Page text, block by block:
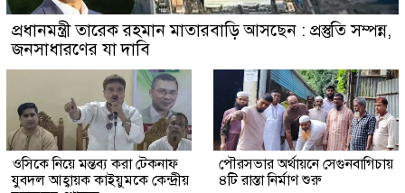
প্রধানমন্ত্রী তারেক রহমান মাতারবাড়ি আসছেন : প্রস্তুতি সম্পন্ন,
জনসাধারণের যা দাবি
ওসিকে নিয়ে মন্তব্য করা টেকনাফ
যুবদল আহ্বায়ক কাইয়ুমকে কেন্দ্রীয়
পৌরসভার অর্থায়নে সেগুনবাগিচায়
৪টি রাস্তা নির্মাণ শুরু